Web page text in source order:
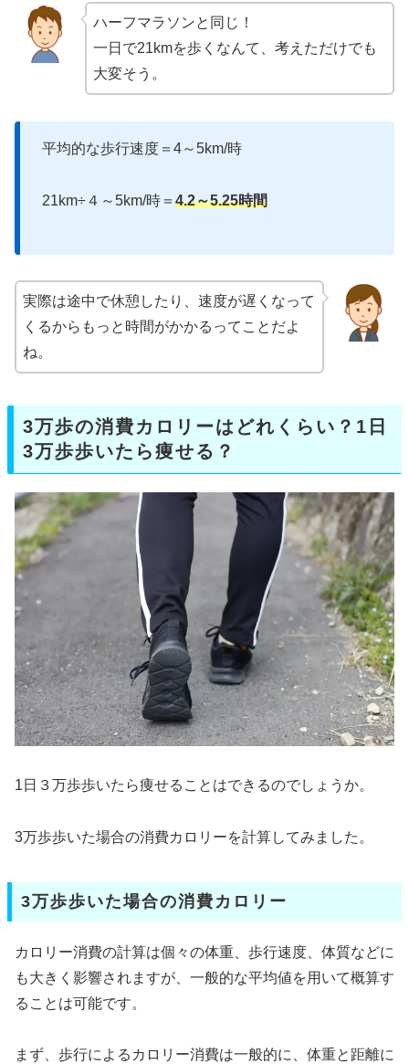
ハーフマラソンと同じ！
一日で21kmを歩くなんて、考えただけでも
大変そう。
平均的な歩行速度＝4～5km/時
21km÷４～5km/時＝ 4.2～5.25時間
実際は途中で休憩したり、速度が遅くなって
くるからもっと時間がかかるってことだよ
ね。
3万歩の消費カロリーはどれくらい？1日
3万歩歩いたら痩せる？
1日３万歩歩いたら痩せることはできるのでしょうか。
3万歩歩いた場合の消費カロリーを計算してみました。
3万歩歩いた場合の消費カロリー
カロリー消費の計算は個々の体重、歩行速度、体質などに
も大きく影響されますが、一般的な平均値を用いて概算す
ることは可能です。
まず、歩行によるカロリー消費は一般的に、体重と距離に